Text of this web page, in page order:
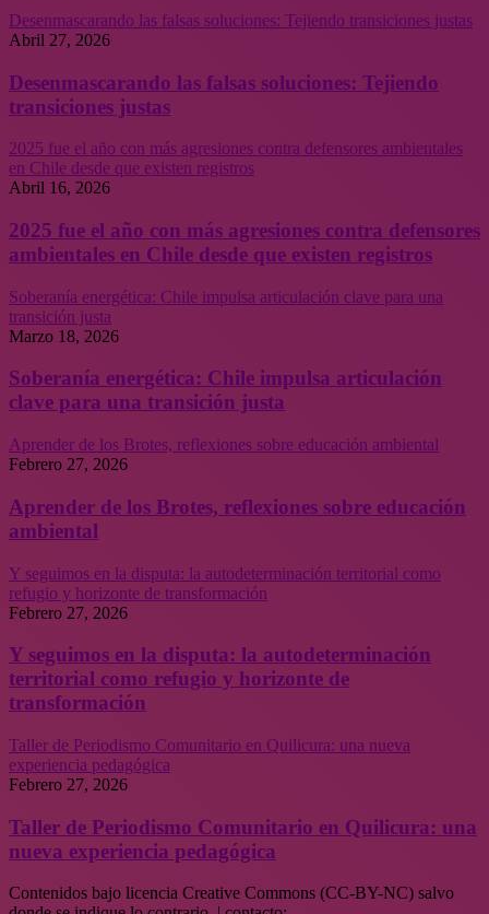
Desenmascarando las falsas soluciones: Tejiendo transiciones justas
Abril 27, 2026
Desenmascarando las falsas soluciones: Tejiendo
transiciones justas
2025 fue el año con más agresiones contra defensores ambientales
en Chile desde que existen registros
Abril 16, 2026
2025 fue el año con más agresiones contra defensores
ambientales en Chile desde que existen registros
Soberanía energética: Chile impulsa articulación clave para una
transición justa
Marzo 18, 2026
Soberanía energética: Chile impulsa articulación
clave para una transición justa
Aprender de los Brotes, reflexiones sobre educación ambiental
Febrero 27, 2026
Aprender de los Brotes, reflexiones sobre educación
ambiental
Y seguimos en la disputa: la autodeterminación territorial como
refugio y horizonte de transformación
Febrero 27, 2026
Y seguimos en la disputa: la autodeterminación
territorial como refugio y horizonte de
transformación
Taller de Periodismo Comunitario en Quilicura: una nueva
experiencia pedagógica
Febrero 27, 2026
Taller de Periodismo Comunitario en Quilicura: una
nueva experiencia pedagógica
Contenidos bajo licencia Creative Commons (CC-BY-NC) salvo